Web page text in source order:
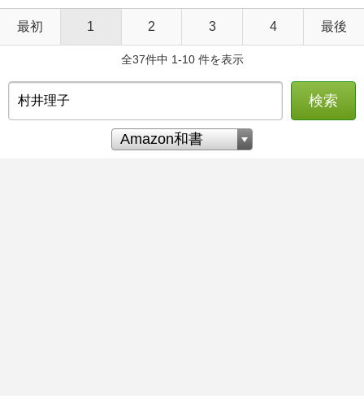
最初 1 2 3 4 最後
全37件中 1-10 件を表示
検索